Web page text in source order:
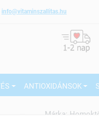
info@vitaminszallitas.hu
ANTIOXIDÁNSOK
Márka: